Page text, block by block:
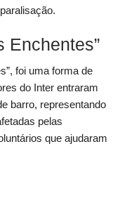
Enchentes”
foi uma forma de
do Inter entraram
barro, representando
pelas
que ajudaram